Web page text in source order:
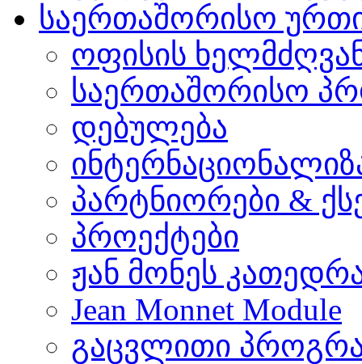
საერთაშორისო
ოფისის
საერთაშორისო
დებულება
პარტნიორები &
პროექტები
ჟან მონეს
Jean Monnet Module
გაცვლითი